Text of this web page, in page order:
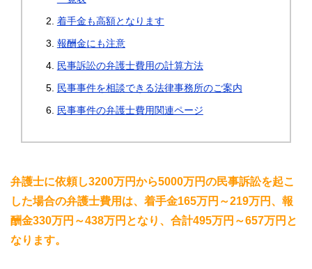
着手金も高額となります
報酬金にも注意
民事訴訟の弁護士費用の計算方法
民事事件を相談できる法律事務所のご案内
民事事件の弁護士費用関連ページ
弁護士に依頼し3200万円から5000万円の民事訴訟を起こ
した場合の弁護士費用は、着手金165万円～219万円、報
酬金330万円～438万円となり、合計495万円～657万円と
なります。